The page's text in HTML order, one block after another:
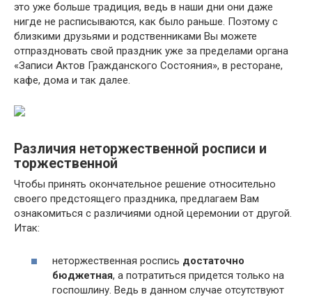
это уже больше традиция, ведь в наши дни они даже
нигде не расписываются, как было раньше. Поэтому с
близкими друзьями и родственниками Вы можете
отпраздновать свой праздник уже за пределами органа
«Записи Актов Гражданского Состояния», в ресторане,
кафе, дома и так далее.
Различия неторжественной росписи и
торжественной
Чтобы принять окончательное решение относительно
своего предстоящего праздника, предлагаем Вам
ознакомиться с различиями одной церемонии от другой.
Итак:
неторжественная роспись достаточно
бюджетная, а потратиться придется только на
госпошлину. Ведь в данном случае отсутствуют